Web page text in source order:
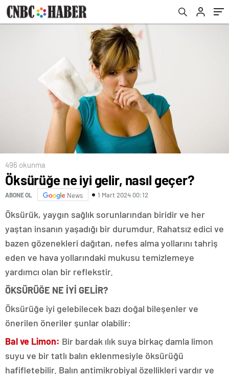
496 okunma
Öksürüğe ne iyi gelir, nasıl geçer?
ABONE OL News 1 Mart 2024 00:12
Öksürük, yaygın sağlık sorunlarından biridir ve her
yaştan insanın yaşadığı bir durumdur. Rahatsız edici ve
bazen gözenekleri dağıtan, nefes alma yollarını tahriş
eden ve hava yollarındaki mukusu temizlemeye
yardımcı olan bir reflekstir.
ÖKSÜRÜĞE NE İYİ GELİR?
Öksürüğe iyi gelebilecek bazı doğal bileşenler ve
önerilen öneriler şunlar olabilir:
Bal ve Limon: Bir bardak ılık suya birkaç damla limon
suyu ve bir tatlı balın eklenmesiyle öksürüğü
hafifletebilir. Balın antimikrobiyal özellikleri vardır ve